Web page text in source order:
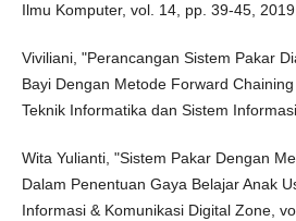
Ilmu Komputer, vol. 14, pp. 39-45, 2019.
Viviliani, "Perancangan Sistem Pakar
Bayi Dengan Metode Forward
Teknik Informatika dan Sistem
Wita Yulianti, "Sistem Pakar Dengan
Dalam Penentuan Gaya Belajar Anak
Informasi & Komunikasi Digital Zone,